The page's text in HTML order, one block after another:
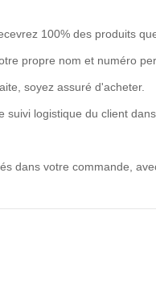
100% des produits
propre nom et numéro
soyez assuré d'acheter.
logistique du client
dans votre commande,